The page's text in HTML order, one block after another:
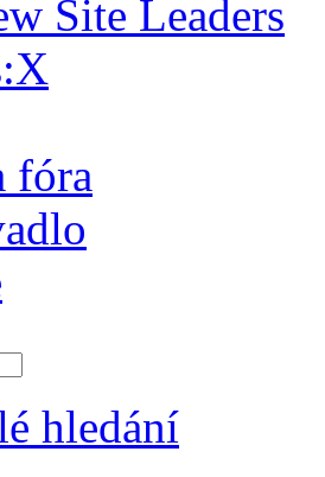
Site Leaders
fóra
hledání